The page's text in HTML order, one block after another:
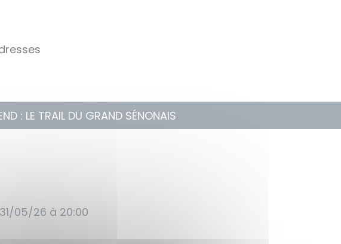
: LE TRAIL DU GRAND SÉNONAIS
31/05/26 à 20:00